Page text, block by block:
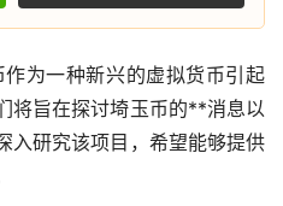
为一种新兴的虚拟货币引起
将旨在探讨埼玉币的**消息以
入研究该项目，希望能够提供